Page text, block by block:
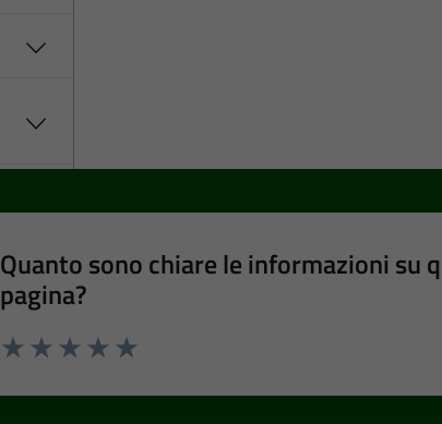
Quanto sono chiare le informazioni su
pagina?